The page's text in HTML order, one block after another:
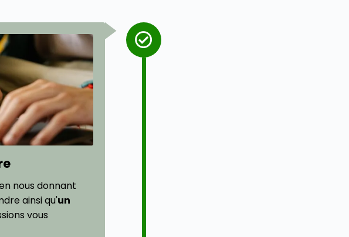
nous donnant
ainsi qu'un
vous